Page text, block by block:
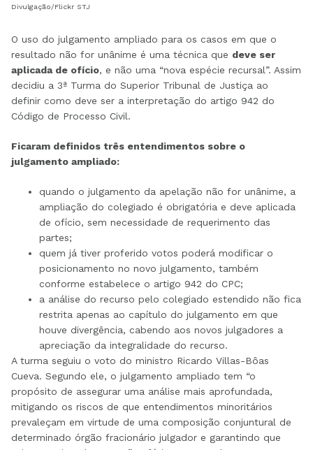
Divulgação/Flickr STJ
O uso do julgamento ampliado para os casos em que o
resultado não for unânime é uma técnica que deve ser
aplicada de ofício, e não uma “nova espécie recursal”. Assim
decidiu a 3ª Turma do Superior Tribunal de Justiça ao
definir como deve ser a interpretação do artigo 942 do
Código de Processo Civil.
Ficaram definidos três entendimentos sobre o
julgamento ampliado:
quando o julgamento da apelação não for unânime, a
ampliação do colegiado é obrigatória e deve aplicada
de ofício, sem necessidade de requerimento das
partes;
quem já tiver proferido votos poderá modificar o
posicionamento no novo julgamento, também
conforme estabelece o artigo 942 do CPC;
a análise do recurso pelo colegiado estendido não fica
restrita apenas ao capítulo do julgamento em que
houve divergência, cabendo aos novos julgadores a
apreciação da integralidade do recurso.
A turma seguiu o voto do ministro Ricardo Villas-Bôas
Cueva. Segundo ele, o julgamento ampliado tem “o
propósito de assegurar uma análise mais aprofundada,
mitigando os riscos de que entendimentos minoritários
prevaleçam em virtude de uma composição conjuntural de
determinado órgão fracionário julgador e garantindo que